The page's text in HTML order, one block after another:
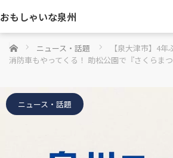
おもしゃいな泉州
ホーム ニュース・話題
【泉大津市】4
消防車もやってくる！ 助松公園で『さくらまつ
ニュース・話題